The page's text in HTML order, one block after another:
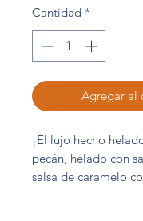
Cantidad *
Agregar al
¡El lujo hecho
pecán, helado con
salsa de caramelo